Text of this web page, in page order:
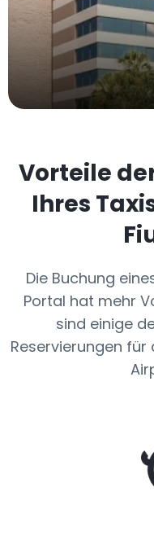
Vorteile
Ihres
Die Buchung
Portal hat mehr
sind einige
Reservierungen